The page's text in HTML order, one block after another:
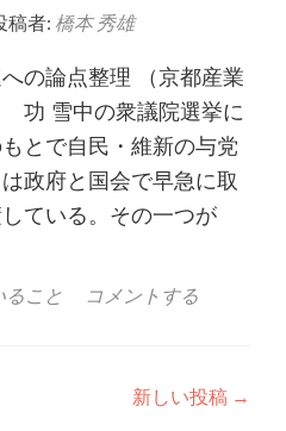
稿者: 橋本 秀雄
の論点整理 （京都産業
雪中の衆議院選挙に
とで自民・維新の与党
政府と国会で早急に取
ている。その一つが
ること コメントする
新しい投稿 →